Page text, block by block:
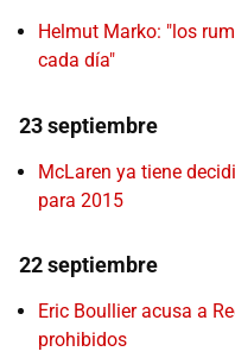
Helmut Marko: "los
cada día"
23 septiembre
McLaren ya tiene
para 2015
22 septiembre
Eric Boullier acusa a
prohibidos